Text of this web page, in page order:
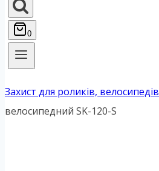
0
Захист для роликів, велосипедів
велосипедний SK-120-S